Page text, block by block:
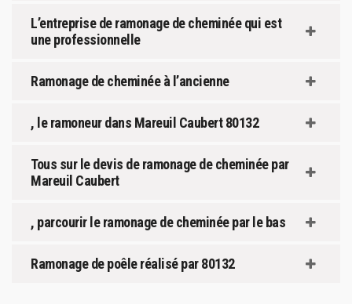
L’entreprise de ramonage de cheminée qui est
une professionnelle
Ramonage de cheminée à l’ancienne
, le ramoneur dans Mareuil Caubert 80132
Tous sur le devis de ramonage de cheminée par
Mareuil Caubert
, parcourir le ramonage de cheminée par le bas
Ramonage de poêle réalisé par 80132